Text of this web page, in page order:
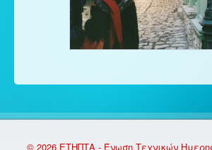
© 2026 ΕΤΗΠΤΑ - Ένωση Τεχνικών